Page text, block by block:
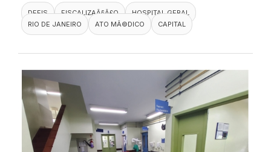
DEFIS FISCALIZAÃ§Ã£O
HOSPITAL GERAL
RIO DE JANEIRO
ATO MÃ©DICO CAPITAL